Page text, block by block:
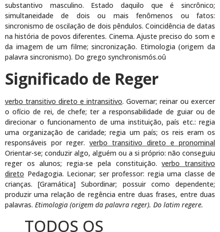
substantivo masculino. Estado daquilo que é sincrônico;
simultaneidade de dois ou mais fenômenos ou fatos:
sincronismo de oscilação de dois pêndulos. Coincidência de datas
na história de povos diferentes. Cinema. Ajuste preciso do som e
da imagem de um filme; sincronização. Etimologia (origem da
palavra sincronismo). Do grego synchronismós.oû
Significado de Reger
verbo transitivo direto e intransitivo. Governar; reinar ou exercer
o ofício de rei, de chefe; ter a responsabilidade de guiar ou de
direcionar o funcionamento de uma instituição, país etc.: regia
uma organização de caridade; regia um país; os reis eram os
responsáveis por reger. verbo transitivo direto e pronominal
Orientar-se; conduzir algo, alguém ou a si próprio: não conseguiu
reger os alunos; regia-se pela constituição.verbo transitivo
direto Pedagogia. Lecionar; ser professor: regia uma classe de
crianças. [Gramática] Subordinar; possuir como dependente;
produzir uma relação de regência entre duas frases, entre duas
palavras. Etimologia (origem da palavra reger). Do latim regere.
TODOS OS